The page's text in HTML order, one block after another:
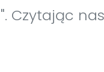
Czytając